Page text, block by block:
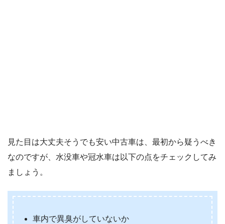
見た目は大丈夫そうでも安い中古車は、最初から疑うべき
なのですが、水没車や冠水車は以下の点をチェックしてみ
ましょう。
車内で異臭がしていないか